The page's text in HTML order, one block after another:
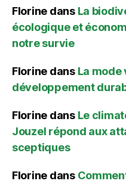
Florine dans La
écologique et
notre survie
Florine dans La
développement
Florine dans Le
Jouzel répond aux
sceptiques
Florine dans